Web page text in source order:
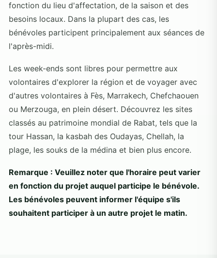
fonction du lieu d'affectation, de la saison et des
besoins locaux. Dans la plupart des cas, les
bénévoles participent principalement aux séances de
l'après-midi.
Les week-ends sont libres pour permettre aux
volontaires d'explorer la région et de voyager avec
d'autres volontaires à Fès, Marrakech, Chefchaouen
ou Merzouga, en plein désert. Découvrez les sites
classés au patrimoine mondial de Rabat, tels que la
tour Hassan, la kasbah des Oudayas, Chellah, la
plage, les souks de la médina et bien plus encore.
Remarque : Veuillez noter que l'horaire peut varier
en fonction du projet auquel participe le bénévole.
Les bénévoles peuvent informer l'équipe s'ils
souhaitent participer à un autre projet le matin.